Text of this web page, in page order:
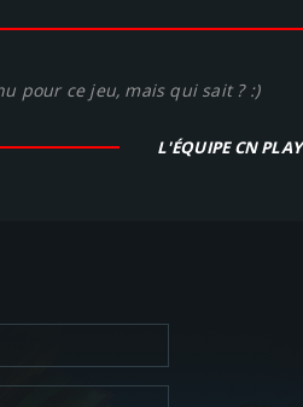
pour ce jeu, mais qui sait ? :)
L'ÉQUIPE CN PLAY